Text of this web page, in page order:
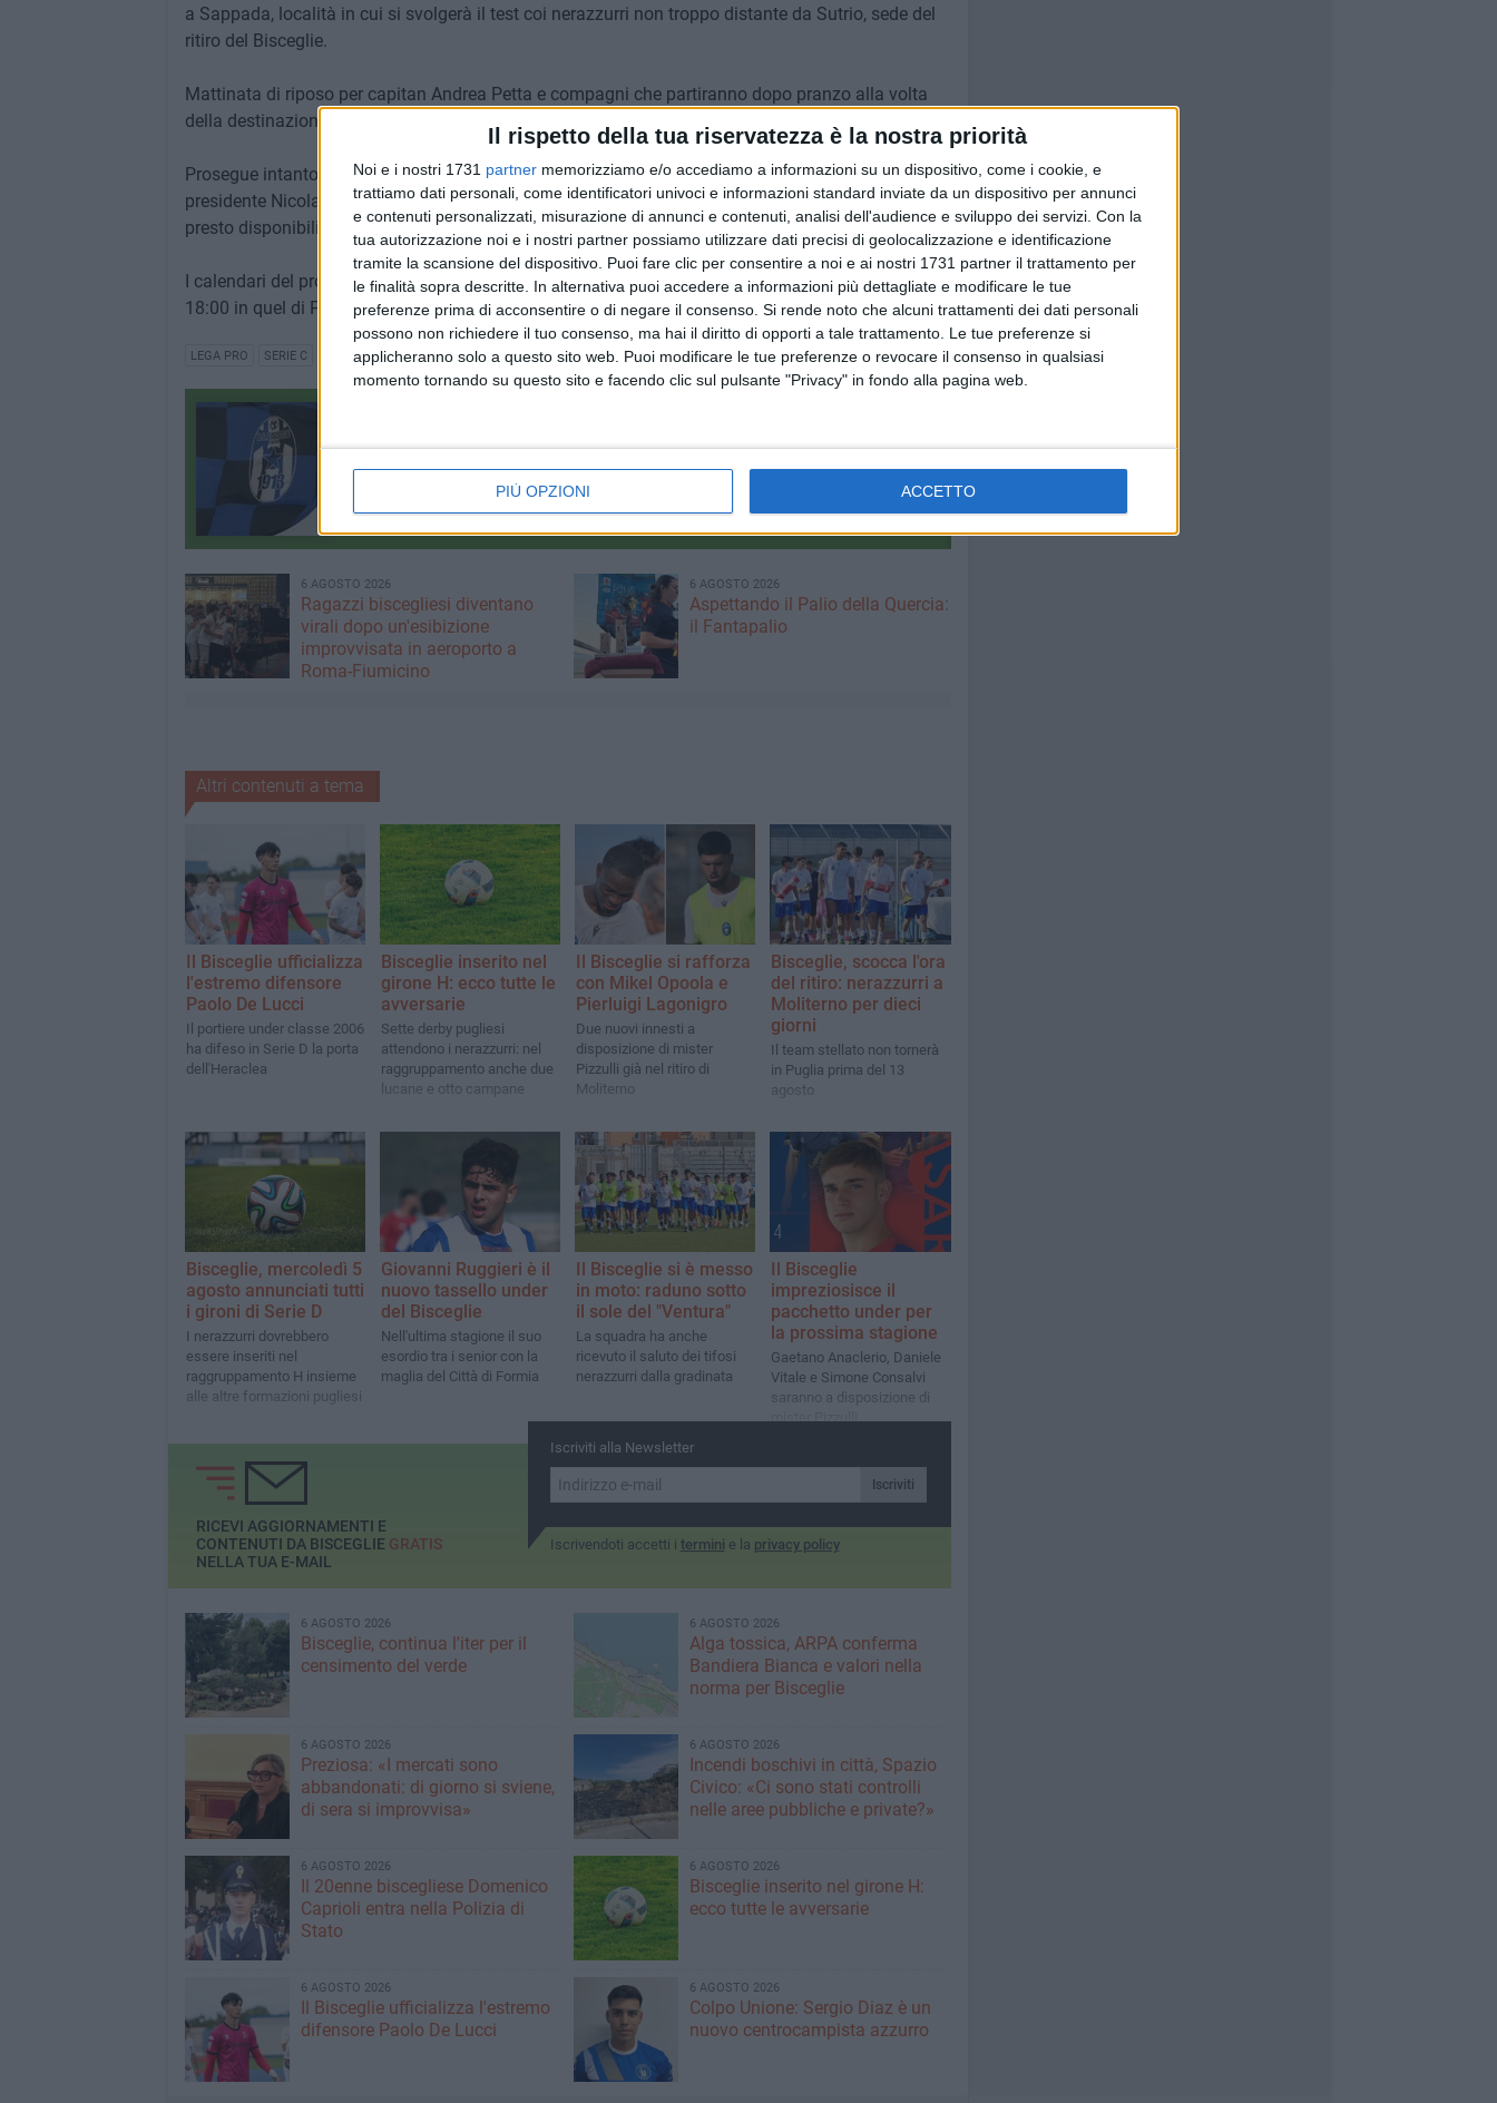
Il rispetto della tua riservatezza è la nostra priorità
Noi e i nostri 1731 partner memorizziamo e/o accediamo a informazioni su un dispositivo, come i cookie, e
trattiamo dati personali, come identificatori univoci e informazioni standard inviate da un dispositivo per annunci
e contenuti personalizzati, misurazione di annunci e contenuti, analisi dell'audience e sviluppo dei servizi. Con la
tua autorizzazione noi e i nostri partner possiamo utilizzare dati precisi di geolocalizzazione e identificazione
tramite la scansione del dispositivo. Puoi fare clic per consentire a noi e ai nostri 1731 partner il trattamento per
le finalità sopra descritte. In alternativa puoi accedere a informazioni più dettagliate e modificare le tue
preferenze prima di acconsentire o di negare il consenso. Si rende noto che alcuni trattamenti dei dati personali
possono non richiedere il tuo consenso, ma hai il diritto di opporti a tale trattamento. Le tue preferenze si
applicheranno solo a questo sito web. Puoi modificare le tue preferenze o revocare il consenso in qualsiasi
momento tornando su questo sito e facendo clic sul pulsante "Privacy" in fondo alla pagina web.
PIÙ OPZIONI ACCETTO
a Sappada, località in cui si svolgerà il test coi nerazzurri non troppo distante da Sutrio, sede del
ritiro del Bisceglie.
Mattinata di riposo per capitan Andrea Petta e compagni che partiranno dopo pranzo alla volta
della destinazione in cui si terrà un match piuttosto atteso dai sostenitori pugliesi.
Prosegue intanto la campagna abbonamenti, lanciata nei giorni scorsi dalla società del
presidente Nicola Canonico. I primi dati riguardo il numero di tessere già sottoscritte saranno
presto disponibili.
I calendari del prossimo campionato di Serie C saranno presentati giovedì 10 agosto alle ore
18:00 in quel di Pescara.
LEGA PRO SERIE C VENEZIA PIPPO INZAGHI BISCEGLIE-VENEZIA
2589 CONTENUTI
6 AGOSTO 2026
Ragazzi biscegliesi diventano
virali dopo un'esibizione
improvvisata in aeroporto a
Roma-Fiumicino
6 AGOSTO 2026
Aspettando il Palio della Quercia:
il Fantapalio
Altri contenuti a tema
Il Bisceglie ufficializza
l'estremo difensore
Paolo De Lucci
Il portiere under classe 2006
ha difeso in Serie D la porta
dell'Heraclea
Bisceglie inserito nel
girone H: ecco tutte le
avversarie
Sette derby pugliesi
attendono i nerazzurri: nel
raggruppamento anche due
lucane e otto campane
Il Bisceglie si rafforza
con Mikel Opoola e
Pierluigi Lagonigro
Due nuovi innesti a
disposizione di mister
Pizzulli già nel ritiro di
Moliterno
Bisceglie, scocca l'ora
del ritiro: nerazzurri a
Moliterno per dieci
giorni
Il team stellato non tornerà
in Puglia prima del 13
agosto
Bisceglie, mercoledì 5
agosto annunciati tutti
i gironi di Serie D
I nerazzurri dovrebbero
essere inseriti nel
raggruppamento H insieme
alle altre formazioni pugliesi
Giovanni Ruggieri è il
nuovo tassello under
del Bisceglie
Nell'ultima stagione il suo
esordio tra i senior con la
maglia del Città di Formia
Il Bisceglie si è messo
in moto: raduno sotto
il sole del "Ventura"
La squadra ha anche
ricevuto il saluto dei tifosi
nerazzurri dalla gradinata
Il Bisceglie
impreziosisce il
pacchetto under per
la prossima stagione
Gaetano Anaclerio, Daniele
Vitale e Simone Consalvi
saranno a disposizione di
Iscriviti alla Newsletter
Iscriviti
Iscrivendoti accetti i termini e la privacy policy
RICEVI AGGIORNAMENTI E
CONTENUTI DA BISCEGLIE GRATIS
NELLA TUA E-MAIL
6 AGOSTO 2026
Bisceglie, continua l'iter per il
censimento del verde
6 AGOSTO 2026
Alga tossica, ARPA conferma
Bandiera Bianca e valori nella
norma per Bisceglie
6 AGOSTO 2026
Preziosa: «I mercati sono
abbandonati: di giorno si sviene,
di sera si improvvisa»
6 AGOSTO 2026
Incendi boschivi in città, Spazio
Civico: «Ci sono stati controlli
nelle aree pubbliche e private?»
6 AGOSTO 2026
Il 20enne biscegliese Domenico
Caprioli entra nella Polizia di
Stato
6 AGOSTO 2026
Bisceglie inserito nel girone H:
ecco tutte le avversarie
6 AGOSTO 2026
Il Bisceglie ufficializza l'estremo
difensore Paolo De Lucci
6 AGOSTO 2026
Colpo Unione: Sergio Diaz è un
nuovo centrocampista azzurro